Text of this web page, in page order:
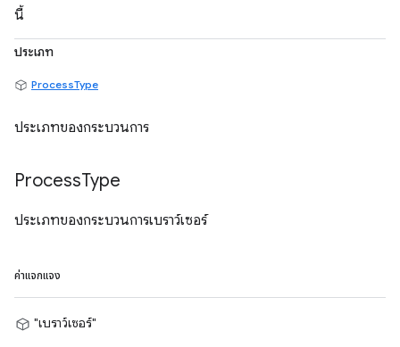
นี้
ประเภท
ProcessType
ประเภทของกระบวนการ
ProcessType
ประเภทของกระบวนการเบราว์เซอร์
ค่าแจกแจง
"เบราว์เซอร์"